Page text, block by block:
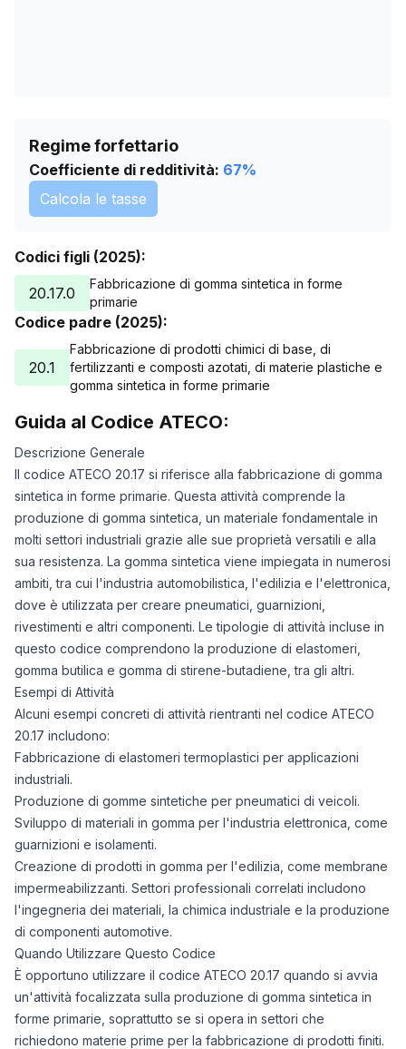
Regime forfettario
Coefficiente di redditività: 67%
Calcola le tasse
Codici figli (2025):
20.17.0
Fabbricazione di gomma sintetica in forme
primarie
Codice padre (2025):
20.1
Fabbricazione di prodotti chimici di base, di
fertilizzanti e composti azotati, di materie plastiche e
gomma sintetica in forme primarie
Guida al Codice ATECO:
Descrizione Generale
Il codice ATECO 20.17 si riferisce alla fabbricazione di gomma
sintetica in forme primarie. Questa attività comprende la
produzione di gomma sintetica, un materiale fondamentale in
molti settori industriali grazie alle sue proprietà versatili e alla
sua resistenza. La gomma sintetica viene impiegata in numerosi
ambiti, tra cui l'industria automobilistica, l'edilizia e l'elettronica,
dove è utilizzata per creare pneumatici, guarnizioni,
rivestimenti e altri componenti. Le tipologie di attività incluse in
questo codice comprendono la produzione di elastomeri,
gomma butilica e gomma di stirene-butadiene, tra gli altri.
Esempi di Attività
Alcuni esempi concreti di attività rientranti nel codice ATECO
20.17 includono:
Fabbricazione di elastomeri termoplastici per applicazioni
industriali.
Produzione di gomme sintetiche per pneumatici di veicoli.
Sviluppo di materiali in gomma per l'industria elettronica, come
guarnizioni e isolamenti.
Creazione di prodotti in gomma per l'edilizia, come membrane
impermeabilizzanti. Settori professionali correlati includono
l'ingegneria dei materiali, la chimica industriale e la produzione
di componenti automotive.
Quando Utilizzare Questo Codice
È opportuno utilizzare il codice ATECO 20.17 quando si avvia
un'attività focalizzata sulla produzione di gomma sintetica in
forme primarie, soprattutto se si opera in settori che
richiedono materie prime per la fabbricazione di prodotti finiti.